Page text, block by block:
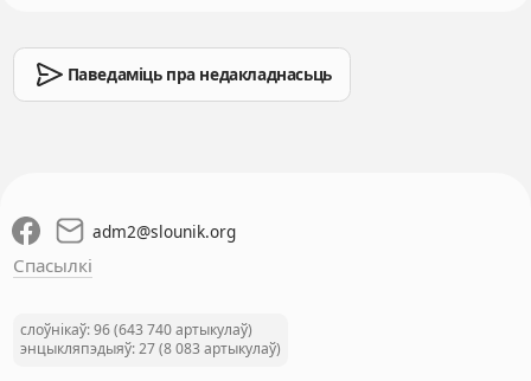
Паведаміць пра недакладнасьць
adm2@slounik.org
Спасылкі
слоўнікаў: 96 (643 740 артыкулаў)
энцыкляпэдыяў: 27 (8 083 артыкулаў)